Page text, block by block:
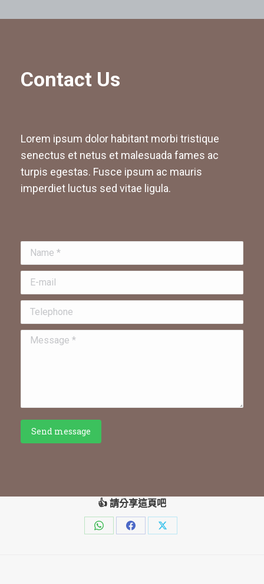
Contact Us
Lorem ipsum dolor habitant morbi tristique
senectus et netus et malesuada fames ac
turpis egestas. Fusce ipsum ac mauris
imperdiet luctus sed vitae ligula.
Name *
E-mail
Telephone
Message *
Send message
👍 請分享這頁吧
Share
Share
Share